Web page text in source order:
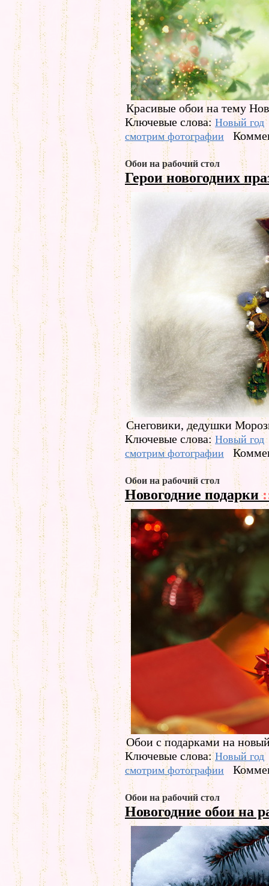
Красивые обои на тему
Ключевые слова: Новый год
смотрим фотографии
Обои на рабочий стол
Герои новогодних
Снеговики, дедушки
Ключевые слова: Новый год
смотрим фотографии
Обои на рабочий стол
Новогодние подарки
Обои с подарками на
Ключевые слова:Новый год
смотрим фотографии
Обои на рабочий стол
Новогодние обои на